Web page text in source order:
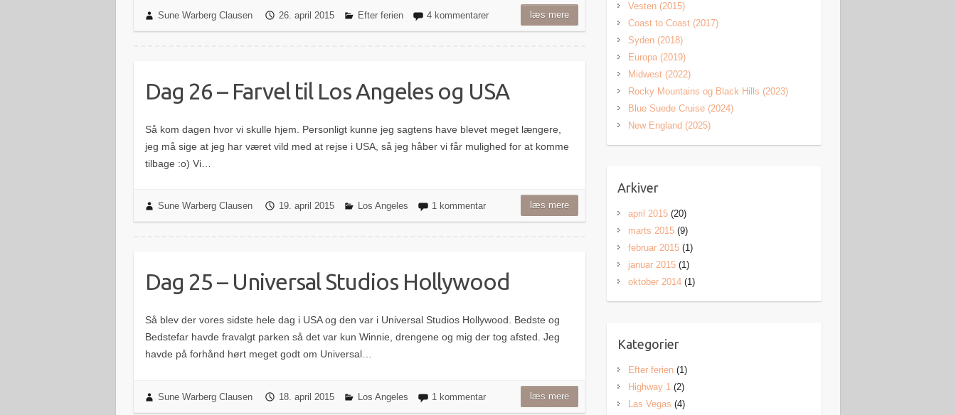
Sune Warberg Clausen 26. april 2015 Efter ferien 4 kommentarer læs mere
Dag 26 – Farvel til Los Angeles og USA
Så kom dagen hvor vi skulle hjem. Personligt kunne jeg sagtens have blevet meget længere,
jeg må sige at jeg har været vild med at rejse i USA, så jeg håber vi får mulighed for at komme
tilbage :o) Vi…
Sune Warberg Clausen 19. april 2015 Los Angeles 1 kommentar læs mere
Dag 25 – Universal Studios Hollywood
Så blev der vores sidste hele dag i USA og den var i Universal Studios Hollywood. Bedste og
Bedstefar havde fravalgt parken så det var kun Winnie, drengene og mig der tog afsted. Jeg
havde på forhånd hørt meget godt om Universal…
Sune Warberg Clausen 18. april 2015 Los Angeles 1 kommentar læs mere
Vesten (2015)
Coast to Coast (2017)
Syden (2018)
Europa (2019)
Midwest (2022)
Rocky Mountains og Black Hills (2023)
Blue Suede Cruise (2024)
New England (2025)
Arkiver
april 2015(20)
marts 2015(9)
februar 2015(1)
januar 2015(1)
oktober 2014(1)
Kategorier
Efter ferien(1)
Highway 1(2)
Las Vegas (4)